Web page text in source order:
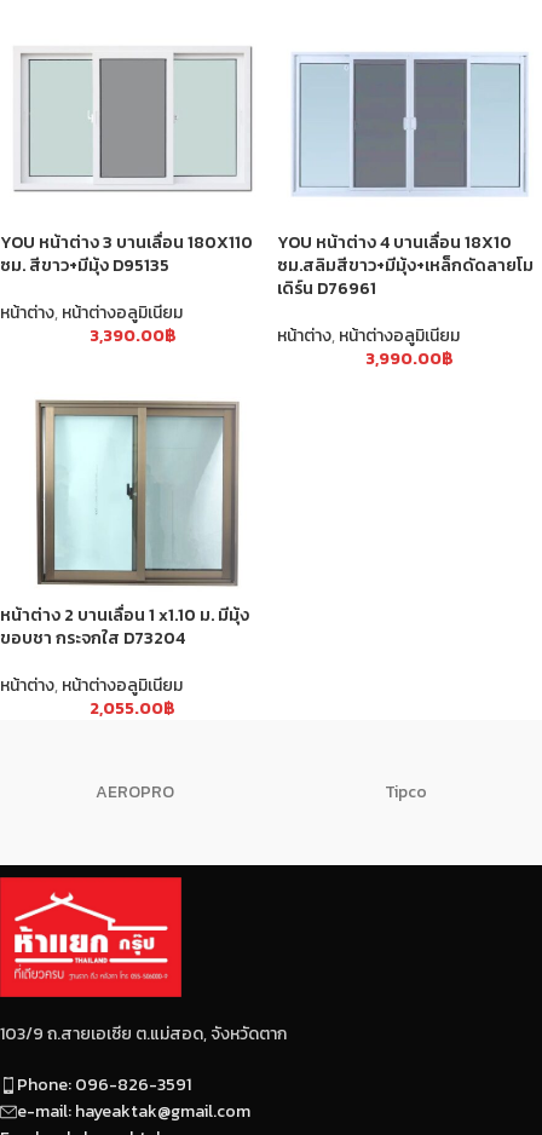
YOU หน้าต่าง 3 บานเลื่อน 180X110
ซม. สีขาว+มีมุ้ง D95135
หน้าต่าง,หน้าต่างอลูมิเนียม
3,390.00฿
YOU หน้าต่าง 4 บานเลื่อน 18X10
ซม.สลิมสีขาว+มีมุ้ง+เหล็กดัดลายโม
เดิร์น D76961
หน้าต่าง,หน้าต่างอลูมิเนียม
3,990.00฿
หน้าต่าง 2 บานเลื่อน 1 x1.10 ม. มีมุ้ง
ขอบชา กระจกใส D73204
หน้าต่าง,หน้าต่างอลูมิเนียม
2,055.00฿
AEROPRO Tipco
103/9 ถ.สายเอเซีย ต.แม่สอด, จังหวัดตาก
Phone: 096-826-3591
e-mail: hayeaktak@gmail.com